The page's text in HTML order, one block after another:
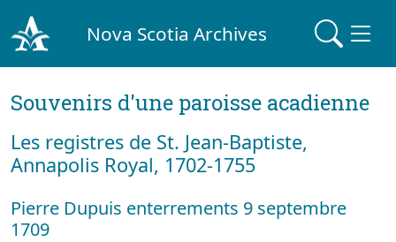
Nova Scotia Archives
Souvenirs d'une paroisse acadienne
Les registres de St. Jean-Baptiste,
Annapolis Royal, 1702-1755
Pierre Dupuis enterrements 9 septembre
1709